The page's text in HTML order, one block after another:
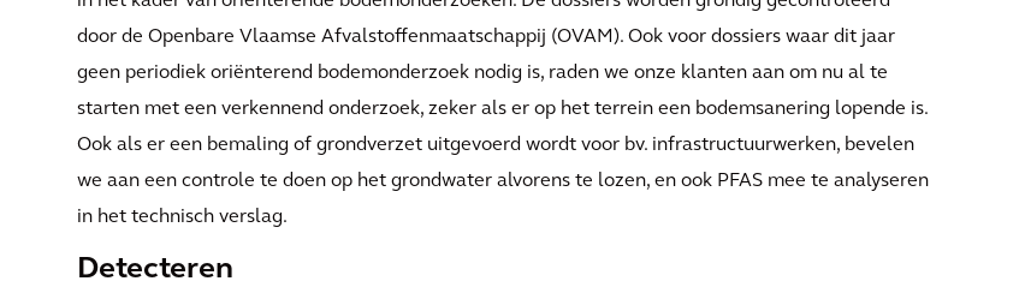
door de Openbare Vlaamse Afvalstoffenmaatschappij (OVAM). Ook voor dossiers waar dit jaar
geen periodiek oriënterend bodemonderzoek nodig is, raden we onze klanten aan om nu al te
starten met een verkennend onderzoek, zeker als er op het terrein een bodemsanering lopende is.
Ook als er een bemaling of grondverzet uitgevoerd wordt voor bv. infrastructuurwerken, bevelen
we aan een controle te doen op het grondwater alvorens te lozen, en ook PFAS mee te analyseren
in het technisch verslag.
Detecteren